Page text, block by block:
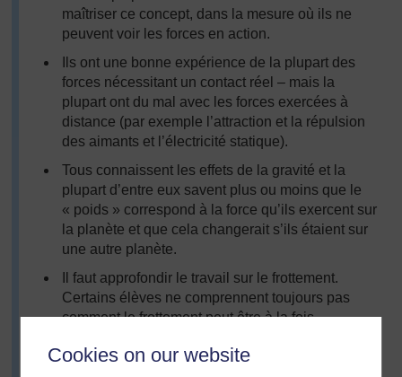
Cookies on our website
maîtriser ce concept, dans la mesure où ils ne
peuvent voir les forces en action.
Ils ont une bonne expérience de la plupart des
forces nécessitant un contact réel – mais la
plupart ont du mal avec les forces exercées à
distance (par exemple l’attraction et la répulsion
des aimants et l’électricité statique).
Tous connaissent les effets de la gravité et la
plupart d’entre eux savent plus ou moins que le
« poids » correspond à la force qu’ils exercent sur
la planète et que cela changerait s’ils étaient sur
une autre planète.
Il faut approfondir le travail sur le frottement.
Certains élèves ne comprennent toujours pas
comment le frottement peut être à la fois
Nous devons améliorer nos modèles de mesure de